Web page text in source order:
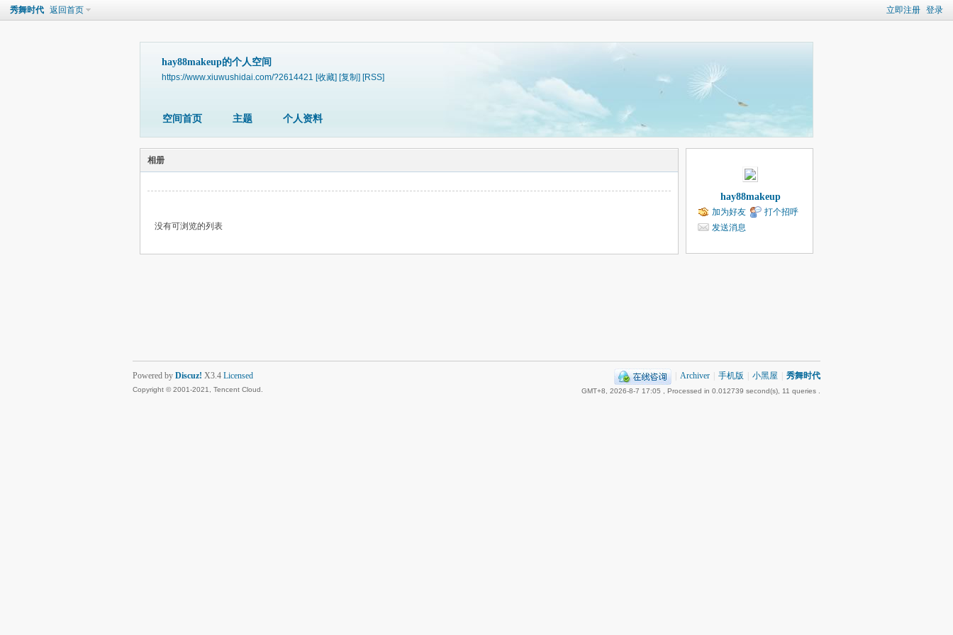
立即注册 登录
秀舞时代 返回首页
hay88makeup的个人空间
https://www.xiuwushidai.com/?2614421 [收藏] [复制] [RSS]
空间首页 主题 个人资料
相册
没有可浏览的列表
hay88makeup
加为好友
打个招呼
发送消息
Archiver 手机版 小黑屋 秀舞时代
GMT+8, 2026-8-7 17:05 , Processed in 0.012739 second(s), 11 queries .
Powered by Discuz! X3.4 Licensed
Copyright © 2001-2021, Tencent Cloud.